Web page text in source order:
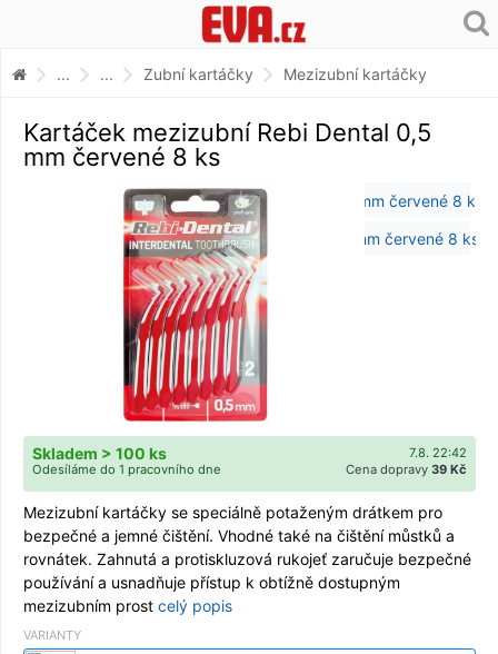
... ... Zubní kartáčky Mezizubní kartáčky
Kartáček mezizubní Rebi Dental 0,5
mm červené 8 ks
7.8. 22:42
Skladem > 100 ks
Cena dopravy 39 Kč
Odesíláme do 1 pracovního dne
Mezizubní kartáčky se speciálně potaženým drátkem pro
bezpečné a jemné čištění. Vhodné také na čištění můstků a
rovnátek. Zahnutá a protiskluzová rukojeť zaručuje bezpečné
používání a usnadňuje přístup k obtížně dostupným
mezizubním prost celý popis
VARIANTY